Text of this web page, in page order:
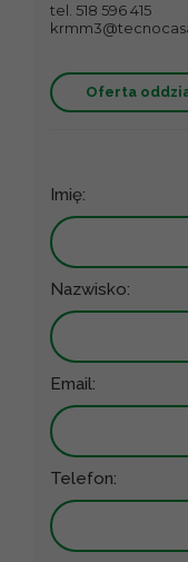
tel. 518 596 415
Oferta
Imię:
Nazwisko:
Email:
Telefon: